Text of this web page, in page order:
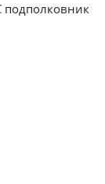
подполковник